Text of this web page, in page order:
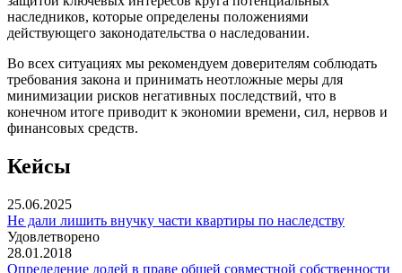
наследников, которые определены положениями
действующего законодательства о наследовании.
Во всех ситуациях мы рекомендуем доверителям соблюдать
требования закона и принимать неотложные меры для
минимизации рисков негативных последствий, что в
конечном итоге приводит к экономии времени, сил, нервов и
финансовых средств.
Кейсы
25.06.2025
Не дали лишить внучку части квартиры по наследству
Удовлетворено
28.01.2018
Определение долей в праве общей совместной собственности